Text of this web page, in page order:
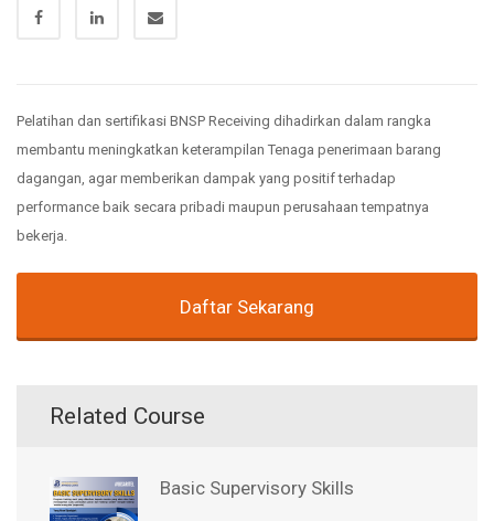
Pelatihan dan sertifikasi BNSP Receiving dihadirkan dalam rangka
membantu meningkatkan keterampilan Tenaga penerimaan barang
dagangan, agar memberikan dampak yang positif terhadap
performance baik secara pribadi maupun perusahaan tempatnya
bekerja.
Daftar Sekarang
Related Course
Basic Supervisory Skills